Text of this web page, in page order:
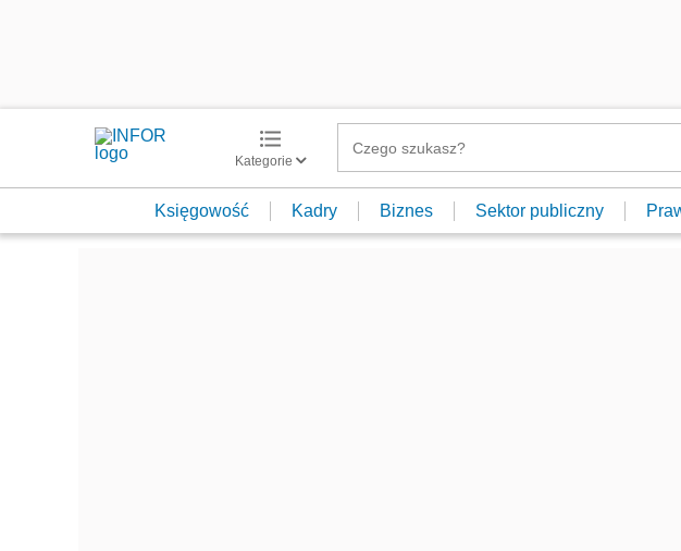
Kategorie
Księgowość Kadry Biznes Sektor publiczny